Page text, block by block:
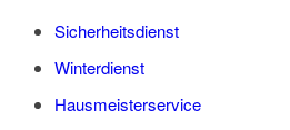
Sicherheitsdienst
Winterdienst
Hausmeisterservice